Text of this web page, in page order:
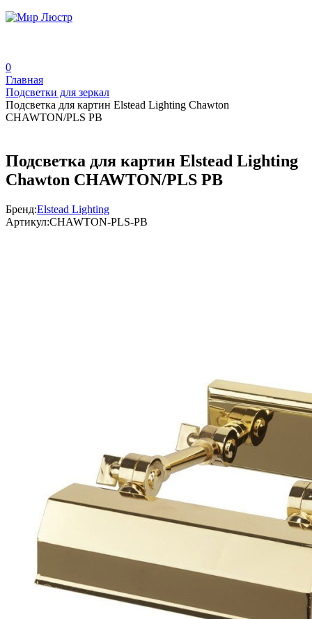
0
Главная
Подсветки для зеркал
Подсветка для картин Elstead Lighting Chawton
CHAWTON/PLS PB
Подсветка для картин Elstead Lighting
Chawton CHAWTON/PLS PB
Бренд:Elstead Lighting
Артикул:CHAWTON-PLS-PB